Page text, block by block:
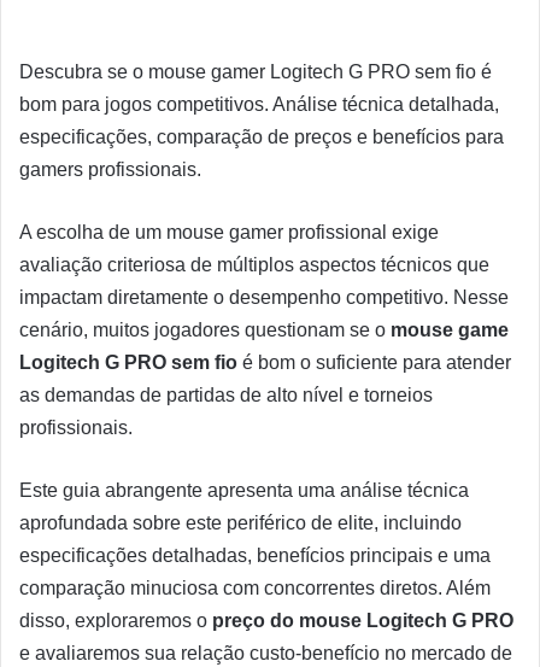
Descubra se o mouse gamer Logitech G PRO sem fio é
bom para jogos competitivos. Análise técnica detalhada,
especificações, comparação de preços e benefícios para
gamers profissionais.
A escolha de um mouse gamer profissional exige
avaliação criteriosa de múltiplos aspectos técnicos que
impactam diretamente o desempenho competitivo. Nesse
cenário, muitos jogadores questionam se o mouse game
Logitech G PRO sem fio é bom o suficiente para atender
as demandas de partidas de alto nível e torneios
profissionais.
Este guia abrangente apresenta uma análise técnica
aprofundada sobre este periférico de elite, incluindo
especificações detalhadas, benefícios principais e uma
comparação minuciosa com concorrentes diretos. Além
disso, exploraremos o preço do mouse Logitech G PRO
e avaliaremos sua relação custo-benefício no mercado de